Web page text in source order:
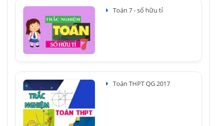
Toán 7 - số hữu tỉ
Toán THPT QG 2017